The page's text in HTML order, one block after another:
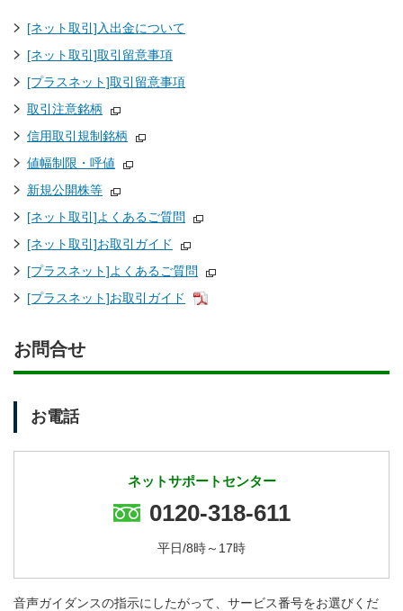
[ネット取引]入出金について
[ネット取引]取引留意事項
[プラスネット]取引留意事項
取引注意銘柄
信用取引規制銘柄
値幅制限・呼値
新規公開株等
[ネット取引]よくあるご質問
[ネット取引]お取引ガイド
[プラスネット]よくあるご質問
[プラスネット]お取引ガイド
お問合せ
お電話
ネットサポートセンター
0120-318-611
平日/8時～17時
音声ガイダンスの指示にしたがって、サービス番号をお選びくだ